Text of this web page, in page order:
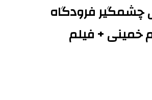
چشمگیر فرودگاه
خمینی + فیلم